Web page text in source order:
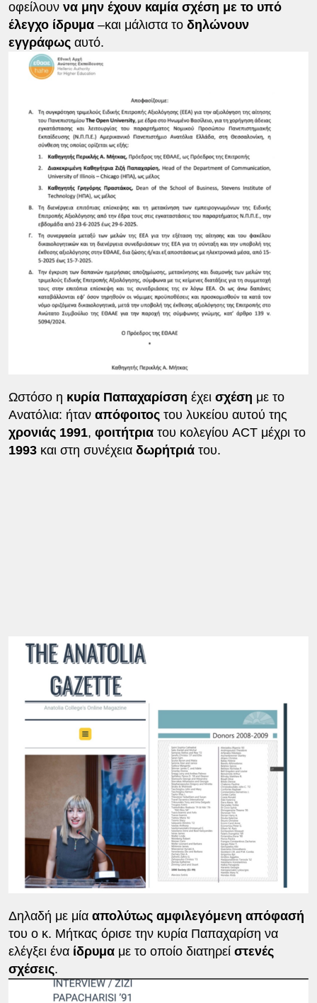
οφείλουν να μην έχουν καμία σχέση με το υπό
έλεγχο ίδρυμα–και μάλιστα το δηλώνουν
εγγράφωςαυτό.
Ωστόσο η κυρία Παπαχαρίσση έχει σχέση με το
Ανατόλια: ήταν απόφοιτος του λυκείου αυτού της
χρονιάς 1991, φοιτήτρια του κολεγίου ACT μέχρι το
1993 και στη συνέχεια δωρήτριά του.
Δηλαδή με μία απολύτως αμφιλεγόμενη απόφασή
του ο κ. Μήτκας όρισε την κυρία Παπαχαρίση να
ελέγξει ένα ίδρυμαμε το οποίο διατηρεί στενές
σχέσεις.